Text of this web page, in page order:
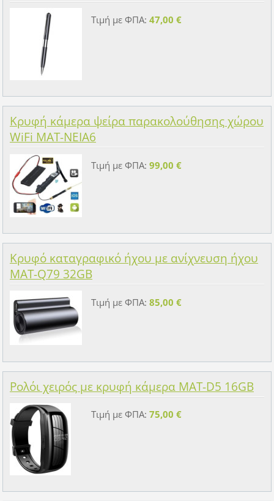
Τιμή με ΦΠΑ: 47,00 €
Κρυφή κάμερα ψείρα παρακολούθησης χώρου
WiFi MAT-NEIA6
Τιμή με ΦΠΑ: 99,00 €
Κρυφό καταγραφικό ήχου με ανίχνευση ήχου
MAT-Q79 32GB
Τιμή με ΦΠΑ: 85,00 €
Ρολόι χειρός με κρυφή κάμερα MAT-D5 16GB
Τιμή με ΦΠΑ: 75,00 €